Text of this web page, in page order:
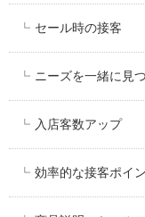
セール時の接客
ニーズを一緒に見
入店客数アップ
効率的な接客ポイ